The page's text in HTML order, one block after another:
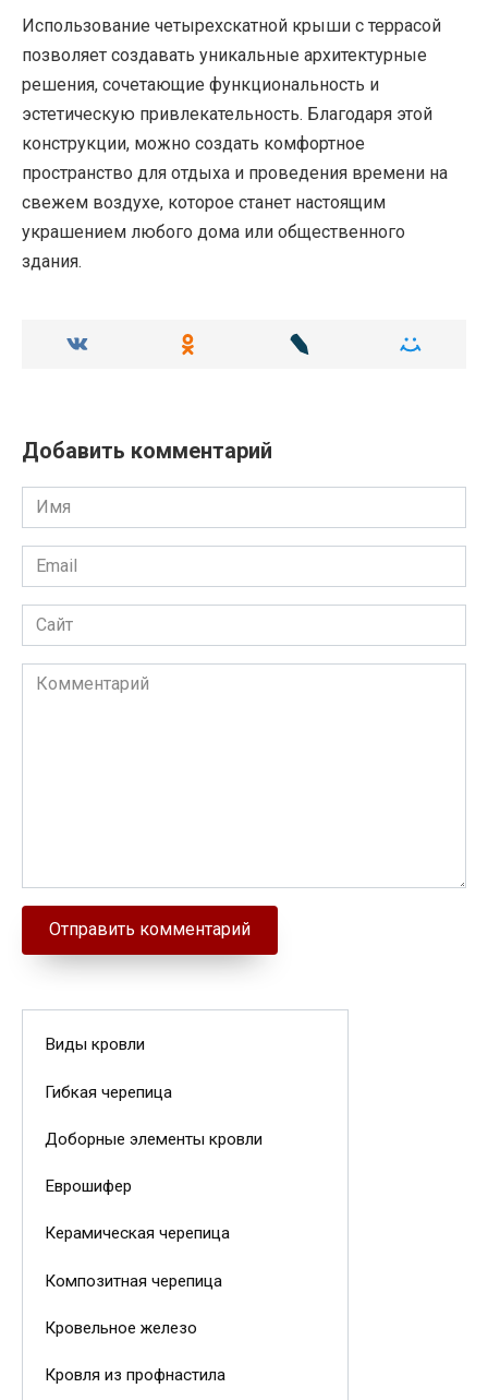
Использование четырехскатной крыши с террасой
позволяет создавать уникальные архитектурные
решения, сочетающие функциональность и
эстетическую привлекательность. Благодаря этой
конструкции, можно создать комфортное
пространство для отдыха и проведения времени на
свежем воздухе, которое станет настоящим
украшением любого дома или общественного
здания.
Добавить комментарий
Имя
Email
Сайт
Комментарий
Виды кровли
Гибкая черепица
Доборные элементы кровли
Еврошифер
Керамическая черепица
Композитная черепица
Кровельное железо
Кровля из профнастила